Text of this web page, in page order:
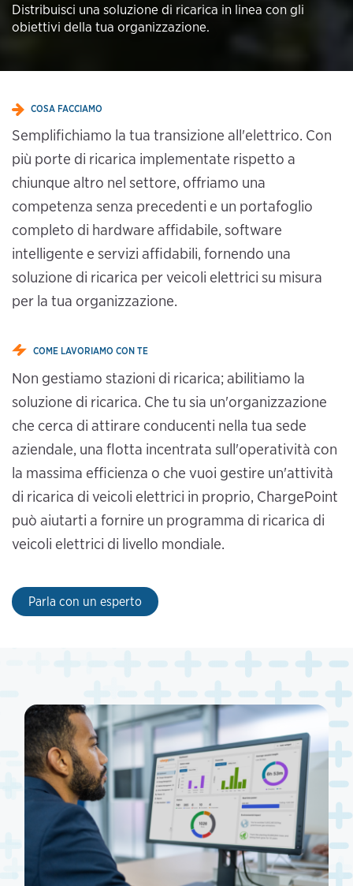
Distribuisci una soluzione di ricarica in linea con gli
obiettivi della tua organizzazione.
COSA FACCIAMO
Semplifichiamo la tua transizione all'elettrico. Con
più porte di ricarica implementate rispetto a
chiunque altro nel settore, offriamo una
competenza senza precedenti e un portafoglio
completo di hardware affidabile, software
intelligente e servizi affidabili, fornendo una
soluzione di ricarica per veicoli elettrici su misura
per la tua organizzazione.
COME LAVORIAMO CON TE
Non gestiamo stazioni di ricarica; abilitiamo la
soluzione di ricarica. Che tu sia un'organizzazione
che cerca di attirare conducenti nella tua sede
aziendale, una flotta incentrata sull'operatività con
la massima efficienza o che vuoi gestire un'attività
di ricarica di veicoli elettrici in proprio, ChargePoint
può aiutarti a fornire un programma di ricarica di
veicoli elettrici di livello mondiale.
Parla con un esperto